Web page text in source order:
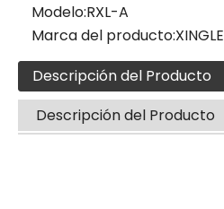
Modelo:RXL-A
Marca del producto:XINGLE
Descripción del Producto
Descripción del Producto